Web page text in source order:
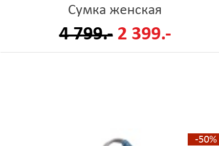
Сумка женская
4 799.- 2 399.-
-50%